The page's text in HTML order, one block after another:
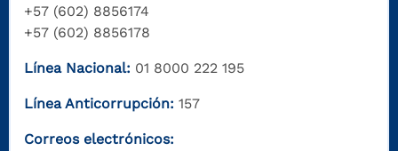
+57 (602) 8856174
+57 (602) 8856178
Línea Nacional: 01 8000 222 195
Línea Anticorrupción: 157
Correos electrónicos: